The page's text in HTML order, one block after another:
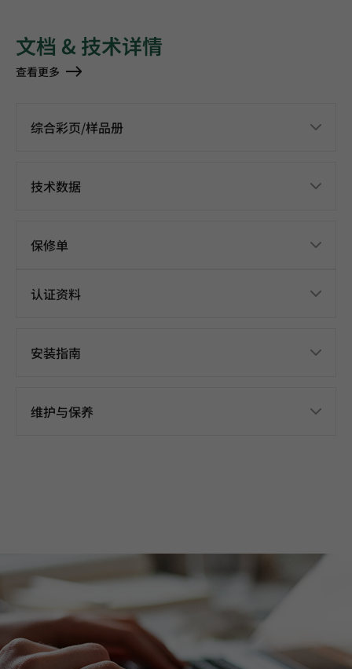
文档 & 技术详情
查看更多
综合彩页/样品册
技术数据
保修单
认证资料
安装指南
维护与保养